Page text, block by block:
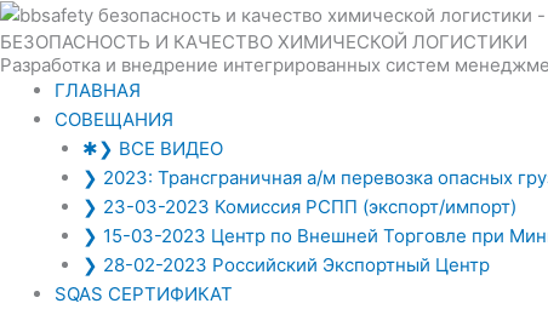
БЕЗОПАСНОСТЬ И КАЧЕСТВО ХИМИЧЕСКОЙ ЛОГИСТИКИ
Разработка и внедрение интегрированных систем
ГЛАВНАЯ
СОВЕЩАНИЯ
✱❯ ВСЕ ВИДЕО
❯ 2023: Трансграничная а/м перевозка опасных
❯ 23-03-2023 Комиссия РСПП (экспорт/импорт)
❯ 15-03-2023 Центр по Внешней Торговле при
❯ 28-02-2023 Российский Экспортный Центр
SQAS СЕРТИФИКАТ
НОВОСТИ И ЛУЧШИЕ ПРАКТИКИ
ОПАСНЫЕ ГРУЗЫ РОССИЯ-КИТАЙ
ХИМИЧЕСКИЙ ТРИАТЛОН
ВЕБИНАР РСХ - ИНДИЙСКИЙ ОПЫТ